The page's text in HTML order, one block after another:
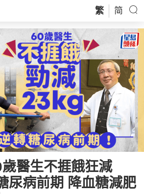
繁 简
醫生不捱餓狂減
尿病前期 降血糖減肥